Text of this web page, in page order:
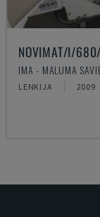
NOVIMAT/I/
IMA - MALUMA
LENKIJA 2009